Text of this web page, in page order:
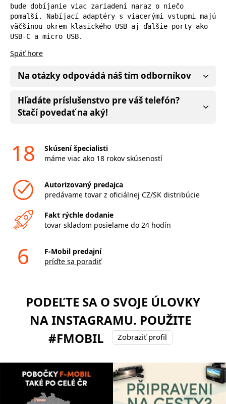
bude dobíjanie viac zariadení naraz o niečo
pomalší. Nabíjací adaptéry s viacerými vstupmi majú
väčšinou okrem klasického USB aj ďalšie porty ako
USB-C a micro USB.
Späť hore
Na otázky odpovádá náš tím odborníkov
Hľadáte príslušenstvo pre váš telefón?
Stačí povedať na aký!
18
Skúsení špecialisti
máme viac ako 18 rokov skúseností
Autorizovaný predajca
predávame tovar z oficiálnej CZ/SK distribúcie
Fakt rýchle dodanie
tovar skladom posielame do 24 hodín
6
F-Mobil predajní
príďte sa poradiť
PODEĽTE SA O SVOJE ÚLOVKY
NA INSTAGRAMU. POUŽITE
#FMOBIL
Zobraziť profil